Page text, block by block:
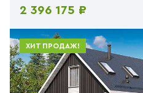
2 396 175 ₽
ХИТ ПРОДАЖ!